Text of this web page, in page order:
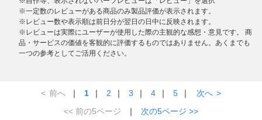
※一定数のレビューがある商品のみ製品評価が表示されます。
※レビュー数や表示順は前日分が翌日の日中に反映されます。
※レビューは実際にユーザーが使用した際の主観的な感想・意見です。 商
品・サービスの価値を客観的に評価するものではありません。あくまでも
一つの参考としてご活用ください。
< 前へ ｜ 1 ｜ 2 ｜ 3 ｜ 4 ｜ 5 ｜ 次へ >
<< 前の5ページ
｜ 次の5ページ >>